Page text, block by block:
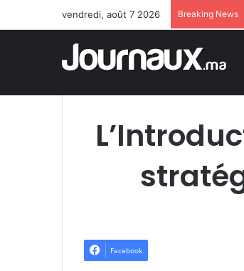
vendredi, août 7 2026 Breaking News
Facebook